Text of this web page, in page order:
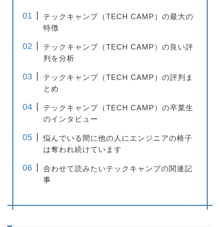
テックキャンプ（TECH CAMP）の最大の
特徴
テックキャンプ（TECH CAMP）の良い評
判を分析
テックキャンプ（TECH CAMP）の評判ま
とめ
テックキャンプ（TECH CAMP）の卒業生
のインタビュー
悩んでいる間に他の人にエンジニアの椅子
は奪われ続けています
合わせて読みたいテックキャンプの関連記
事